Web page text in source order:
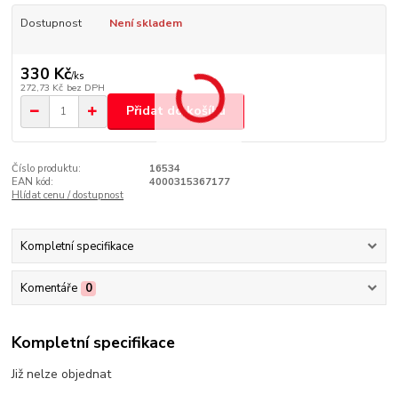
Dostupnost Není skladem
330 Kč/ks
272,73 Kč bez DPH
Přidat do košíku
Číslo produktu:
16534
EAN kód:
4000315367177
Hlídat cenu / dostupnost
Kompletní specifikace
Komentáře 0
Kompletní specifikace
Již nelze objednat